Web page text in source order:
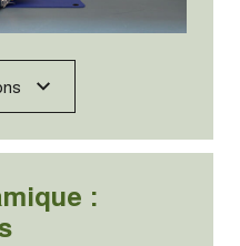
: